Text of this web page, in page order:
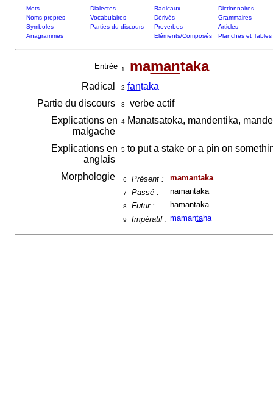
Mots Dialectes Radicaux
Dictionnaires
Noms propres
Vocabulaires Dérivés
Grammaires
Symboles
Parties du discours Proverbes
Articles
Anagrammes
Eléments/Composés Planches et Tables
Entrée 1 mamantaka
Radical 2 fantaka
Partie du discours
3
verbe actif
Explications en
malgache
4Manatsatoka, mandentika,
Explications en
anglais
5to put a stake or a pin on
Morphologie 6 Présent : mamantaka
7 Passé : namantaka
8 Futur : hamantaka
9 Impératif : mamantaha